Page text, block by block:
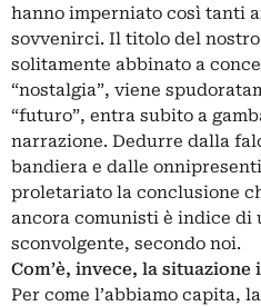
hanno imperniato così tanti
sovvenirci. Il titolo del
solitamente abbinato a
“nostalgia”, viene
“futuro”, entra subito a
narrazione. Dedurre dalla
bandiera e dalle
proletariato la conclusione
ancora comunisti è indice di
sconvolgente, secondo noi.
Com’è, invece, la
Per come l’abbiamo capita,